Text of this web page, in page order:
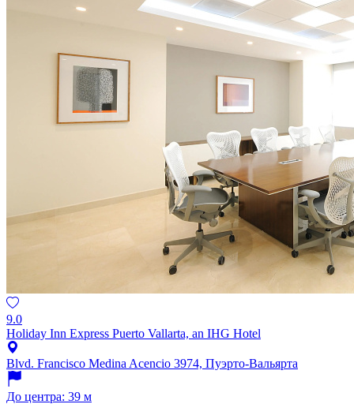
9.0
Holiday Inn Express Puerto Vallarta, an IHG Hotel
Blvd. Francisco Medina Acencio 3974, Пуэрто-Вальярта
До центра: 39 м